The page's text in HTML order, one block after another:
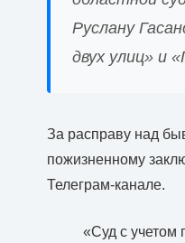
Руслану
двух улиц» и
За расправу над
пожизненному
Телеграм-канале.
«Суд с учетом